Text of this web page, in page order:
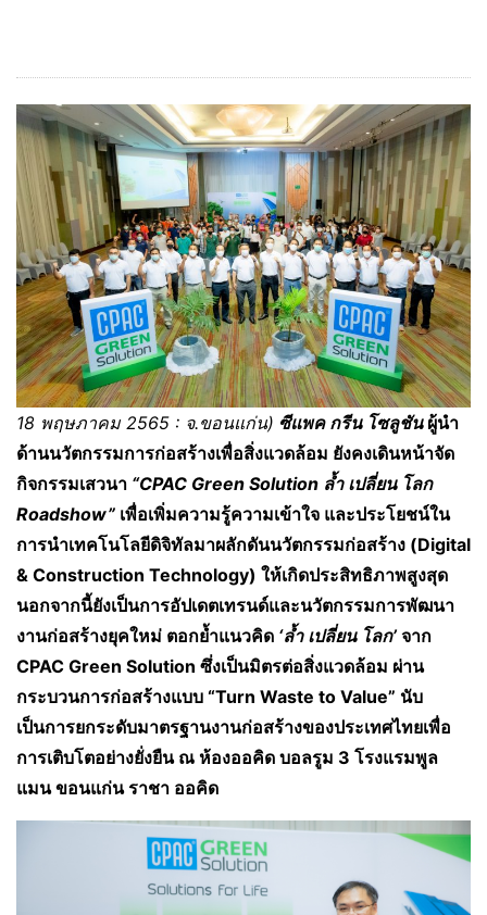
18 พฤษภาคม 2565 : จ.ขอนแก่น) ซีแพค กรีน โซลูชันผู้นำ
ด้านนวัตกรรมการก่อสร้างเพื่อสิ่งแวดล้อม ยังคงเดินหน้าจัด
กิจกรรมเสวนา “CPAC Green Solution ล้ำ เปลี่ยน โลก
Roadshow” เพื่อเพิ่มความรู้ความเข้าใจ และประโยชน์ใน
การนำเทคโนโลยีดิจิทัลมาผลักดันนวัตกรรมก่อสร้าง (Digital
& Construction Technology) ให้เกิดประสิทธิภาพสูงสุด
นอกจากนี้ยังเป็นการอัปเดตเทรนด์และนวัตกรรมการพัฒนา
งานก่อสร้างยุคใหม่ ตอกย้ำแนวคิด ‘ล้ำ เปลี่ยน โลก’ จาก
CPAC Green Solution ซึ่งเป็นมิตรต่อสิ่งแวดล้อม ผ่าน
กระบวนการก่อสร้างแบบ “Turn Waste to Value” นับ
เป็นการยกระดับมาตรฐานงานก่อสร้างของประเทศไทยเพื่อ
การเติบโตอย่างยั่งยืน ณ ห้องออคิด บอลรูม 3 โรงแรมพูล
แมน ขอนแก่น ราชา ออคิด